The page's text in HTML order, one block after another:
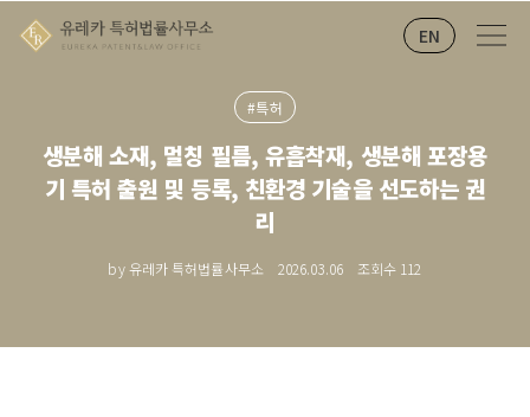
EN
#특허
생분해 소재, 멀칭 필름, 유흡착재, 생분해 포장용
기 특허 출원 및 등록, 친환경 기술을 선도하는 권
리
by 유레카 특허법률사무소 2026.03.06 조회수 112